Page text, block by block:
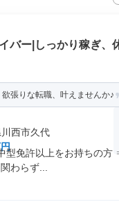
バー|しっかり稼ぎ、
張りな転職、叶えませんか♪
西市久代
型免許以上をお持ちの方
わらず...